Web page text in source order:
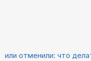
или отменили: что